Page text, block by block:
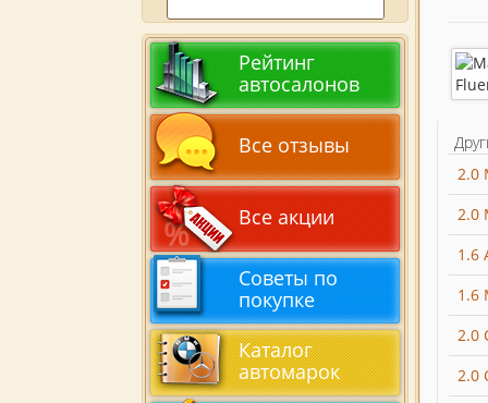
2.0
2.0
1.6
1.6
2.0
2.0
Рейтинг
автосалонов
Все отзывы
Все акции
Советы по
покупке
Каталог
автомарок